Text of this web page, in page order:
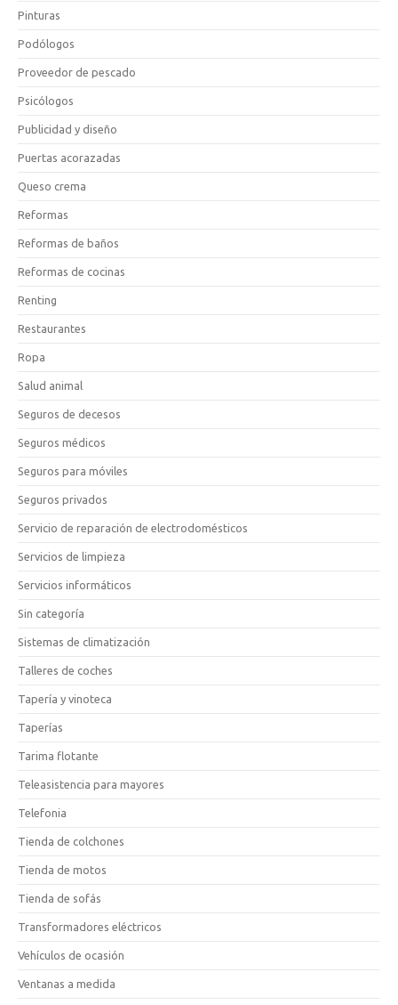
Pinturas
Podólogos
Proveedor de pescado
Psicólogos
Publicidad y diseño
Puertas acorazadas
Queso crema
Reformas
Reformas de baños
Reformas de cocinas
Renting
Restaurantes
Ropa
Salud animal
Seguros de decesos
Seguros médicos
Seguros para móviles
Seguros privados
Servicio de reparación de electrodomésticos
Servicios de limpieza
Servicios informáticos
Sin categoría
Sistemas de climatización
Talleres de coches
Tapería y vinoteca
Taperías
Tarima flotante
Teleasistencia para mayores
Telefonia
Tienda de colchones
Tienda de motos
Tienda de sofás
Transformadores eléctricos
Vehículos de ocasión
Ventanas a medida